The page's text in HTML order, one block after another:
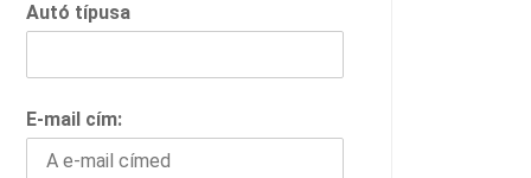
Autó típusa
E-mail cím: